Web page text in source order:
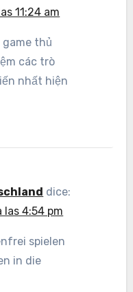
11:24 am
game thủ
các trò
nhất hiện
dice:
las 4:54 pm
spielen
in die